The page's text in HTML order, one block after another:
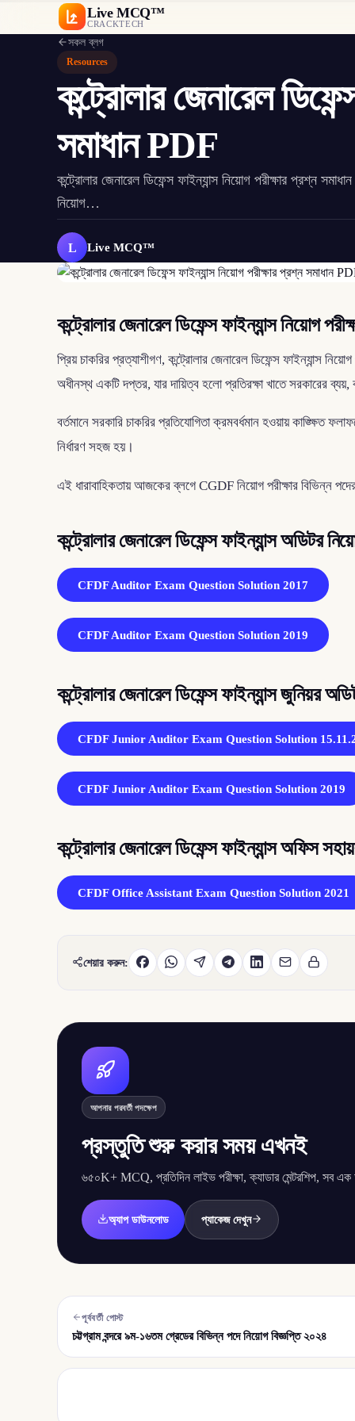
Live MCQ™
CRACKTECH
সকল ব্লগ
Resources
কন্ট্রোলার জেনারেল
সমাধান PDF
কন্ট্রোলার জেনারেল ডিফেন্স ফাইন্যান্স নিয়োগ পরীক্ষার প্রশ্ন
নিয়োগ…
L Live MCQ™
কন্ট্রোলার জেনারেল ডিফেন্স ফাইন্যান্স নিয়োগ
প্রিয় চাকরির প্রত্যাশীগণ, কন্ট্রোলার জেনারেল ডিফেন্স ফাইন্যান্স
অধীনস্থ একটি দপ্তর, যার দায়িত্ব হলো প্রতিরক্ষা খাতে সরকারের ব্যয়,
বর্তমানে সরকারি চাকরির প্রতিযোগিতা ক্রমবর্ধমান হওয়ায়
নির্ধারণ সহজ হয়।
এই ধারাবাহিকতায় আজকের ব্লগে CGDF নিয়োগ পরীক্ষার বিভিন্ন
কন্ট্রোলার জেনারেল ডিফেন্স ফাইন্যান্স অডিটর
CFDF Auditor Exam Question Solution 2017
CFDF Auditor Exam Question Solution 2019
কন্ট্রোলার জেনারেল ডিফেন্স ফাইন্যান্স জুনিয়র
CFDF Junior Auditor Exam Question Solution
CFDF Junior Auditor Exam Question Solution 2019
কন্ট্রোলার জেনারেল ডিফেন্স ফাইন্যান্স অফিস
CFDF Office Assistant Exam Question Solution 2021
শেয়ার করুন:
আপনার পরবর্তী পদক্ষেপ
প্রস্তুতি শুরু করার সময় এখনই
৬৫০K+ MCQ, প্রতিদিন লাইভ পরীক্ষা, ক্যাডার মেন্টরশিপ, সব এক
অ্যাপ ডাউনলোড প্যাকেজ দেখুন
পূর্ববর্তী পোস্ট
চট্টগ্রাম বন্দরে ৯ম-১৬তম গ্রেডের বিভিন্ন পদে নিয়োগ বিজ্ঞপ্তি ২০২৪